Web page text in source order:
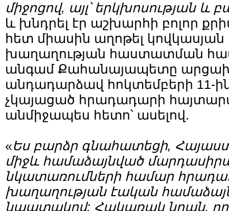
միջոցով, այլ՝ երկխոսության և
և խնդրել էր աշխարհի բոլոր
հետ միասին աղոթել
խաղաղության հաստատման
անգամ Քահանայապետը
անդադարձավ հոկտեմբերի 11-
չկայացած հրադադարի
անմիջապես հետո՝ ասելով.
«Ես բարձր գնահատեցի,
միջև համաձայնված
նկատառումների համար
խաղաղության էական
նպատակով: Հակառակ նրան,